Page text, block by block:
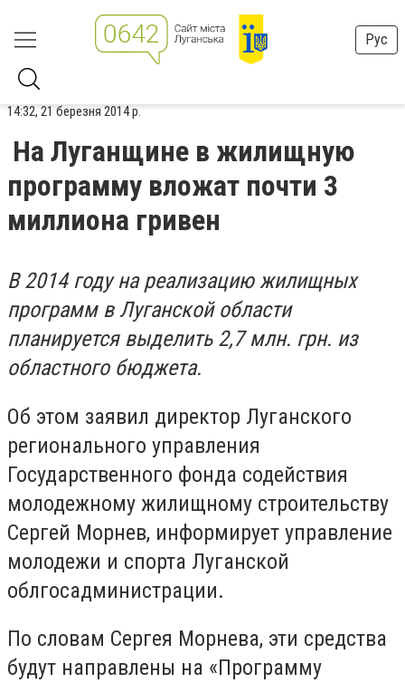
Рус
14:32, 21 березня 2014 р.
На Луганщине в жилищную
программу вложат почти 3
миллиона гривен
В 2014 году на реализацию жилищных
программ в Луганской области
планируется выделить 2,7 млн. грн. из
областного бюджета.
Об этом заявил директор Луганского
регионального управления
Государственного фонда содействия
молодежному жилищному строительству
Сергей Морнев, информирует управление
молодежи и спорта Луганской
облгосадминистрации.
По словам Сергея Морнева, эти средства
будут направлены на «Программу